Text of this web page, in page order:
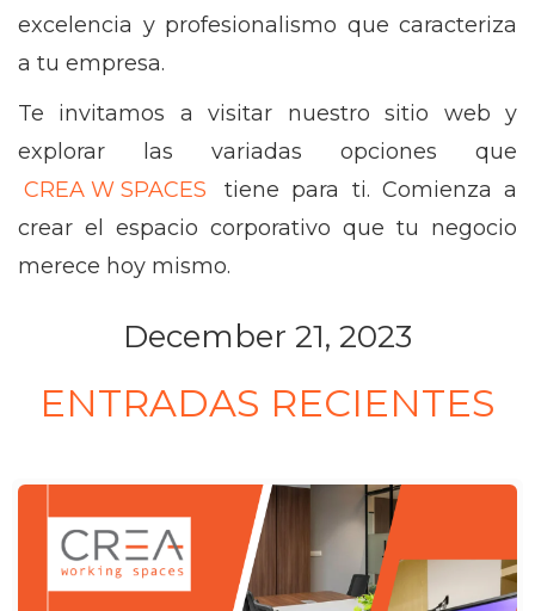
excelencia y profesionalismo que caracteriza
a tu empresa.
Te invitamos a visitar nuestro sitio web y
explorar las variadas opciones que
CREA W SPACES
tiene para ti. Comienza a
crear el espacio corporativo que tu negocio
merece hoy mismo.
December 21, 2023
ENTRADAS RECIENTES